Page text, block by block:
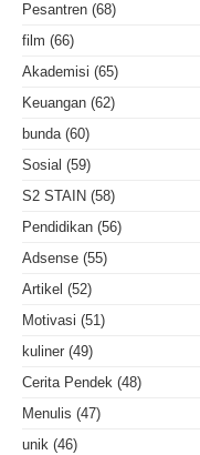
Pesantren (68)
film (66)
Akademisi (65)
Keuangan (62)
bunda (60)
Sosial (59)
S2 STAIN (58)
Pendidikan (56)
Adsense (55)
Artikel (52)
Motivasi (51)
kuliner (49)
Cerita Pendek (48)
Menulis (47)
unik (46)